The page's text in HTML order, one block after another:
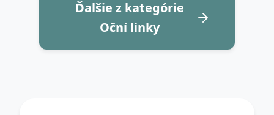
Ďalšie z kategórie
Oční linky